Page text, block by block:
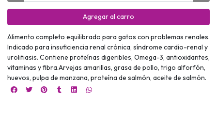
Agregar al carro
Alimento completo equilibrado para gatos con problemas renales.
Indicado para insuficiencia renal crónica, síndrome cardio-renal y
urolitiasis. Contiene proteínas digeribles, Omega-3, antioxidantes,
vitaminas y fibra.Arvejas amarillas, grasa de pollo, trigo alforfón,
huevos, pulpa de manzana, proteína de salmón, aceite de salmón.